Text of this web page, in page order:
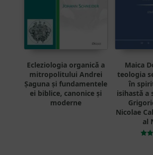
pagina
produsului.
Ecleziologia organică a
mitropolitului Andrei
Șaguna și fundamentele
ei biblice, canonice și
moderne
Maica
teologia
în
isihastă a
Nicolae
al